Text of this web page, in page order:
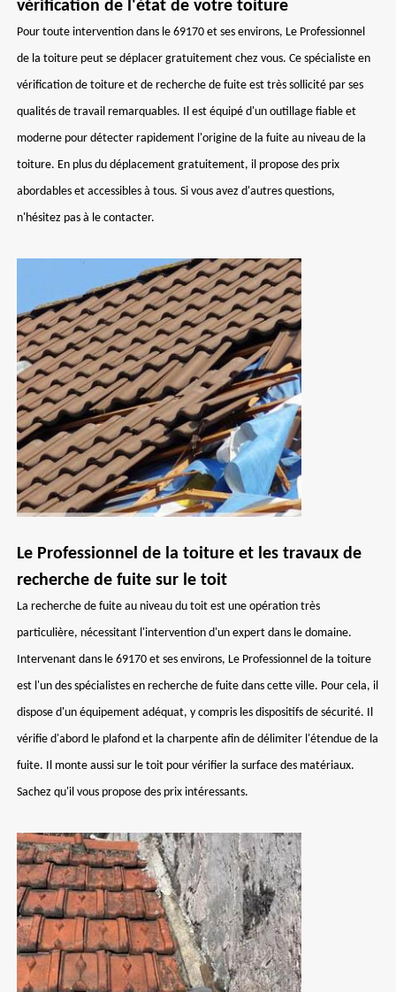
vérification de l'état de votre toiture
Pour toute intervention dans le 69170 et ses environs, Le Professionnel
de la toiture peut se déplacer gratuitement chez vous. Ce spécialiste en
vérification de toiture et de recherche de fuite est très sollicité par ses
qualités de travail remarquables. Il est équipé d'un outillage fiable et
moderne pour détecter rapidement l'origine de la fuite au niveau de la
toiture. En plus du déplacement gratuitement, il propose des prix
abordables et accessibles à tous. Si vous avez d'autres questions,
n'hésitez pas à le contacter.
Le Professionnel de la toiture et les travaux de
recherche de fuite sur le toit
La recherche de fuite au niveau du toit est une opération très
particulière, nécessitant l'intervention d'un expert dans le domaine.
Intervenant dans le 69170 et ses environs, Le Professionnel de la toiture
est l'un des spécialistes en recherche de fuite dans cette ville. Pour cela, il
dispose d'un équipement adéquat, y compris les dispositifs de sécurité. Il
vérifie d'abord le plafond et la charpente afin de délimiter l'étendue de la
fuite. Il monte aussi sur le toit pour vérifier la surface des matériaux.
Sachez qu'il vous propose des prix intéressants.